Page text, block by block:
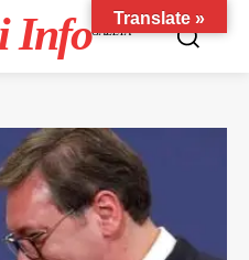
InfoGAZETA
Translate »